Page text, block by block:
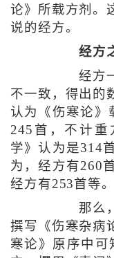
论》所载方剂。
说的经方。
经方之
经方一
不一致，得出的
认为《伤寒论》
245首，不计重
学》认为是314
为，经方有260
经方有253首等。
那么，
撰写《伤寒杂病
寒论》原序中可